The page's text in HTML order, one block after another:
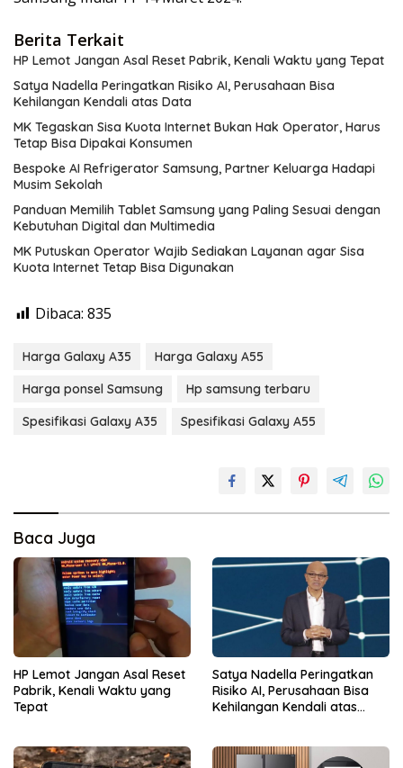
Berita Terkait
HP Lemot Jangan Asal Reset Pabrik, Kenali Waktu yang Tepat
Satya Nadella Peringatkan Risiko AI, Perusahaan Bisa
Kehilangan Kendali atas Data
MK Tegaskan Sisa Kuota Internet Bukan Hak Operator, Harus
Tetap Bisa Dipakai Konsumen
Bespoke AI Refrigerator Samsung, Partner Keluarga Hadapi
Musim Sekolah
Panduan Memilih Tablet Samsung yang Paling Sesuai dengan
Kebutuhan Digital dan Multimedia
MK Putuskan Operator Wajib Sediakan Layanan agar Sisa
Kuota Internet Tetap Bisa Digunakan
Dibaca: 835
Harga Galaxy A35
Harga Galaxy A55
Harga ponsel Samsung
Hp samsung terbaru
Spesifikasi Galaxy A35
Spesifikasi Galaxy A55
Baca Juga
HP Lemot Jangan Asal Reset
Pabrik, Kenali Waktu yang
Tepat
Satya Nadella Peringatkan
Risiko AI, Perusahaan Bisa
Kehilangan Kendali atas